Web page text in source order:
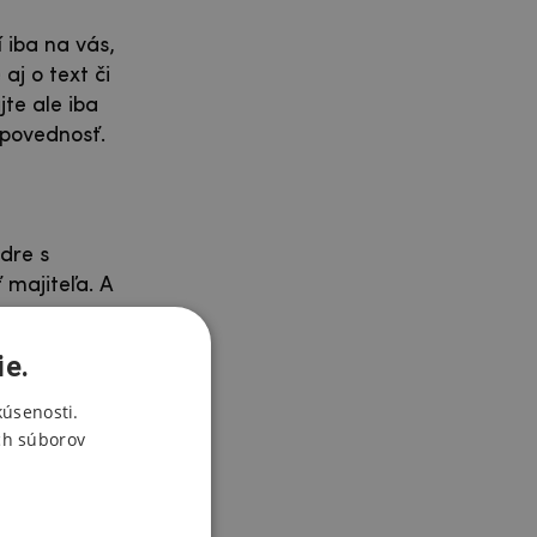
iba na vás,
aj o text či
ale iba
s
majiteľa. A
alesúborov